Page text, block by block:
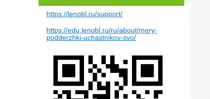
https://lenobl.ru/support/
https://edu.lenobl.ru/ru/about/mery-
podderzhki-uchastnikov-svo/